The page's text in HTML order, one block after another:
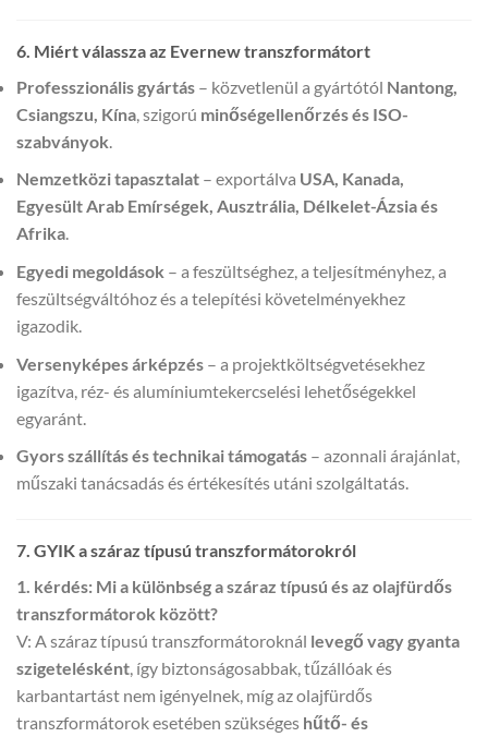
6. Miért válassza az Evernew transzformátort
Professzionális gyártás – közvetlenül a gyártótól Nantong,
Csiangszu, Kína , szigorú minőségellenőrzés és ISO-
szabványok
Nemzetközi tapasztalat – exportálva USA, Kanada,
Egyesült Arab Emírségek, Ausztrália, Délkelet-Ázsia és
Afrika.
Egyedi megoldások – a feszültséghez, a teljesítményhez, a
feszültségváltóhoz és a telepítési követelményekhez
igazodik.
Versenyképes árképzés – a projektköltségvetésekhez
igazítva, réz- és alumíniumtekercselési lehetőségekkel
egyaránt.
Gyors szállítás és technikai támogatás – azonnali árajánlat,
műszaki tanácsadás és értékesítés utáni szolgáltatás.
7. GYIK a száraz típusú transzformátorokról
1. kérdés: Mi a különbség a száraz típusú és az olajfürdős
transzformátorok között?
V: A száraz típusú transzformátoroknál levegő vagy gyanta
szigetelésként, így biztonságosabbak, tűzállóak és
karbantartást nem igényelnek, míg az olajfürdős
transzformátorok esetében szükséges hűtő- és